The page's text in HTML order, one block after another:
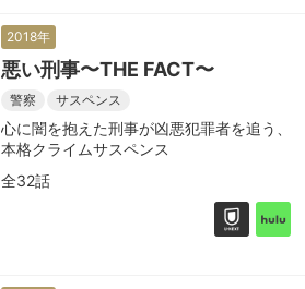
2018年
悪い刑事〜THE FACT〜
警察 サスペンス
心に闇を抱えた刑事が凶悪犯罪者を追う、
本格クライムサスペンス
全32話